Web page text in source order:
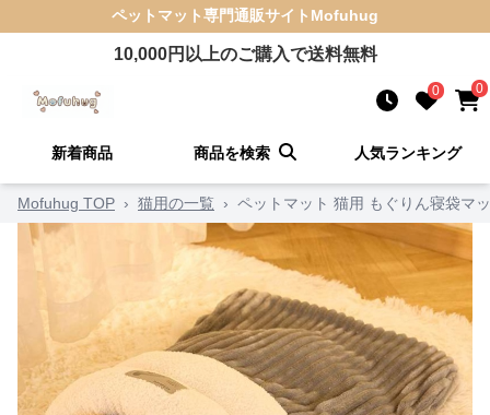
ペットマット専門通販サイト Mofuhug
10,000円以上のご購入で送料無料
0 0
新着商品 商品を検索 人気ランキング
Mofuhug TOP › 猫用の一覧 › ペットマット 猫用 もぐりん寝袋マ